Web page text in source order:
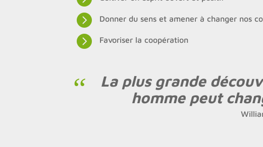
 Donner du sens et amener à changer nos
 Favoriser la coopération
La plus grande
homme peut